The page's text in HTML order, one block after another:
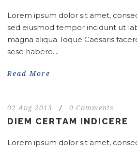
Lorem ipsum dolor sit amet,
sed eiusmod tempor incidunt ut
magna aliqua. Idque Caesaris
sese habere....
Read More
02 Aug 2013 / 0 Comments
DIEM CERTAM INDICERE
Lorem ipsum dolor sit amet,